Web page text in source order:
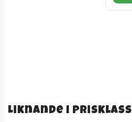
Liknande i prisklass